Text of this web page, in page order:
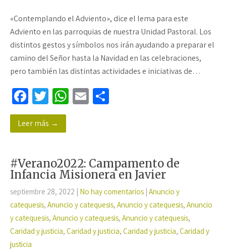
«Contemplando el Adviento», dice el lema para este
Adviento en las parroquias de nuestra Unidad Pastoral. Los
distintos gestos y símbolos nos irán ayudando a preparar el
camino del Señor hasta la Navidad en las celebraciones,
pero también las distintas actividades e iniciativas de…
Fa
ce
b
o
k
T
wi
tt
W
p
p
E
ar
tir
Leer más →
#Verano2022: Campamento de
Infancia Misionera en Javier
septiembre 28, 2022 No hay comentarios Anuncio y
catequesis, Anuncio y catequesis, Anuncio y catequesis, Anuncio
y catequesis, Anuncio y catequesis, Anuncio y catequesis,
Caridad y justicia, Caridad y justicia, Caridad y justicia, Caridad y
justicia